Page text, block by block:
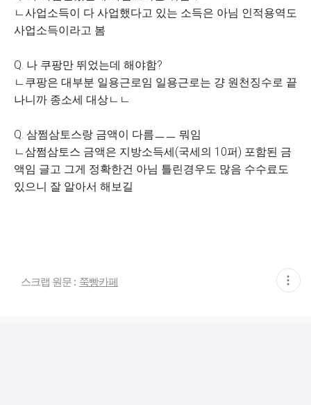
ㄴ사업소득이 다 사업했다고 있는 소득은 아님 인적용역도
사업소득이라고 봄
Q. 나 쿠팡만 뛰었는데 해야함?
ㄴ쿠팡은 대부분 일용근로임 일용근로는 걍 원천징수로 끝
나니까 종소세 대상ㄴㄴ
Q. 삼쩜삼토스랑 금액이 다름ㅡㅡ 뭐임
ㄴ삼쩜삼토스 금액은 지방소득세(국세의 10퍼) 포함된 금
액임 글고 그게 정확한건 아님 틀린경우도 많음 수수료도
있으니 잘 알아서 해보길
스크랩 원문 : 쭉빵카페 현
재